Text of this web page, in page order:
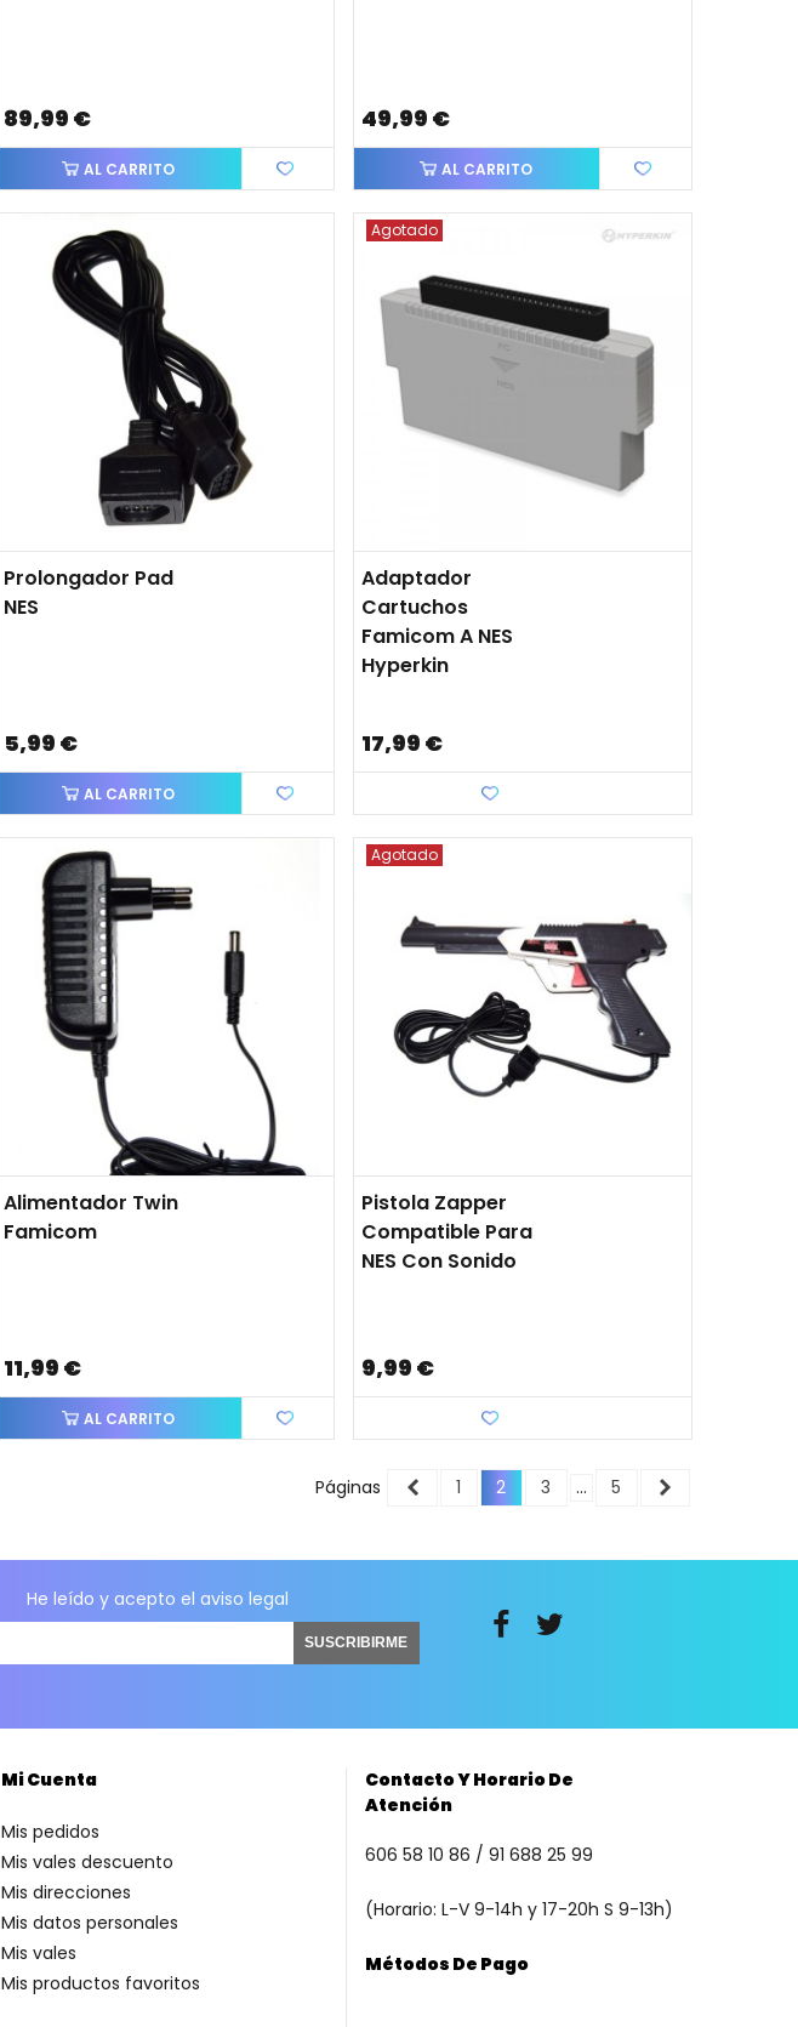
89,99 €
AL CARRITO
49,99 €
AL CARRITO
Prolongador Pad
NES
5,99 €
AL CARRITO
Agotado
Adaptador
Cartuchos
Famicom A NES
Hyperkin
17,99 €
Alimentador Twin
Famicom
11,99 €
AL CARRITO
Agotado
Pistola Zapper
Compatible Para
NES Con Sonido
9,99 €
Páginas Anterior
1 2 3 … 5
He leído y acepto elaviso legal
SUSCRIBIRME
Contacto Y Horario De
Atención
606 58 10 86 / 91 688 25 99
(Horario: L-V 9-14h y 17-20h S 9-13h)
Métodos De Pago
Mi Cuenta
Mis pedidos
Mis vales descuento
Mis direcciones
Mis datos personales
Mis vales
Mis productos favoritos